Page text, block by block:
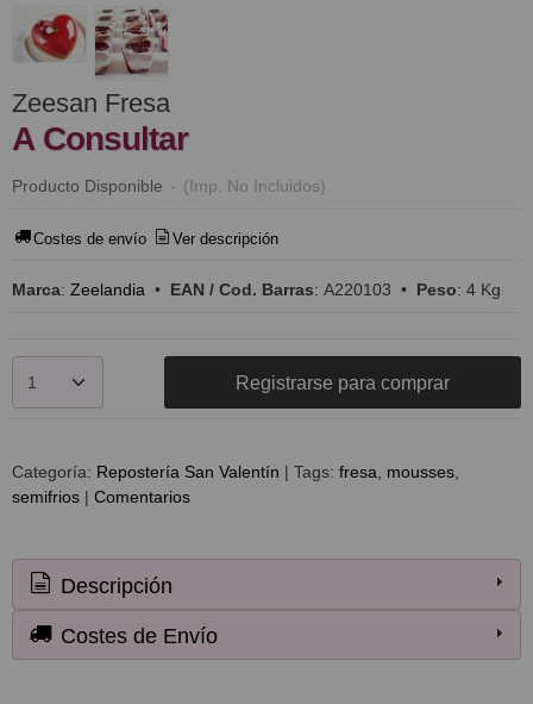
Zeesan Fresa
A Consultar
Producto Disponible - (Imp. No Incluidos)
Costes de envío Ver descripción
Marca: Zeelandia • EAN / Cod. Barras: A220103 • Peso: 4 Kg
Registrarse para comprar
Categoría: Repostería San Valentín | Tags: fresa mousses
semifrios | Comentarios
Descripción
Costes de Envío